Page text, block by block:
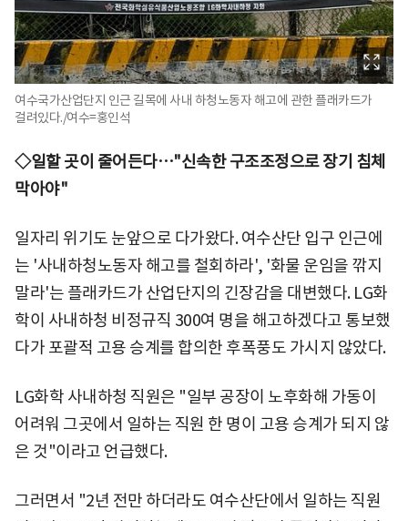
여수국가산업단지 인근 길목에 사내 하청노동자 해고에 관한 플래카드가
걸려있다./여수=홍인석
◇일할 곳이 줄어든다…"신속한 구조조정으로 장기 침체
막아야"
일자리 위기도 눈앞으로 다가왔다. 여수산단 입구 인근에
는 '사내하청노동자 해고를 철회하라', '화물 운임을 깎지
말라'는 플래카드가 산업단지의 긴장감을 대변했다. LG화
학이 사내하청 비정규직 300여 명을 해고하겠다고 통보했
다가 포괄적 고용 승계를 합의한 후폭풍도 가시지 않았다.
LG화학 사내하청 직원은 "일부 공장이 노후화해 가동이
어려워 그곳에서 일하는 직원 한 명이 고용 승계가 되지 않
은 것"이라고 언급했다.
그러면서 "2년 전만 하더라도 여수산단에서 일하는 직원